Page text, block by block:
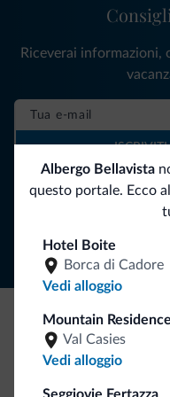
Albergo Bellavista
questo portale. Ecco
Hotel Boite
Borca di Cadore
Vedi alloggio
Mountain
Val Casies
Vedi alloggio
Riceverai informazioni,
ISCRIVITI
Be Original, scopri
Ce l'avete chiesto in
Dolomiti.it!